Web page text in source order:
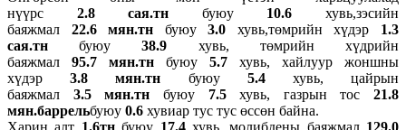
нүүрс 2.8 сая.тн буюу 10.6хувь,зэсийн
баяжмал 22.6 мян.тн буюу3.0 хувь,төмрийн хүдэр 1.3
сая.тнбуюу38.9 хувь, төмрийн хүдрийн
баяжмал 95.7 мян.тн буюу 5.7 хувь, хайлуур жоншны
хүдэр3.8 мян.тн буюу 5.4 хувь, цайрын
баяжмал 3.5 мян.тн буюу 7.5хувь, газрын тос 21.8
мян.баррельбуюу 0.6 хувиар тус тус өссөн байна.